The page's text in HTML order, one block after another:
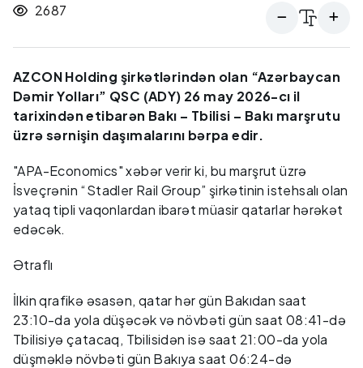
2687
AZCON Holding şirkətlərindən olan “Azərbaycan
Dəmir Yolları” QSC (ADY) 26 may 2026-cı il
tarixindən etibarən Bakı – Tbilisi – Bakı marşrutu
üzrə sərnişin daşımalarını bərpa edir.
"APA-Economics" xəbər verir ki, bu marşrut üzrə
İsveçrənin “Stadler Rail Group” şirkətinin istehsalı olan
yataq tipli vaqonlardan ibarət müasir qatarlar hərəkət
edəcək.
Ətraflı
İlkin qrafikə əsasən, qatar hər gün Bakıdan saat
23:10-da yola düşəcək və növbəti gün saat 08:41-də
Tbilisiyə çatacaq, Tbilisidən isə saat 21:00-da yola
düşməklə növbəti gün Bakıya saat 06:24-də